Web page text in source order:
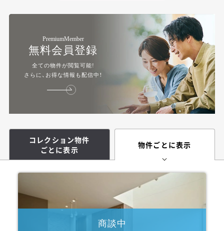
PremiumMember
無料会員登録
全ての物件が閲覧可能!
さらに、お得な情報も配信中！
コレクション物件
ごとに表示
物件ごとに表示
商談中